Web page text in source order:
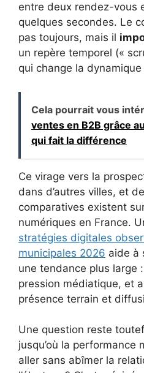
entre deux rendez-vous
quelques secondes. Le
pas toujours, mais il
un repère temporel («
qui change la
Cela pourrait vous
ventes en B2B grâce
qui fait la différence
Ce virage vers la
dans d’autres villes, et
comparatives existent
numériques en France.
stratégies digitales
municipales 2026 aide à
une tendance plus large
pression médiatique, et
présence terrain et
Une question reste
jusqu’où la performance
aller sans abîmer la